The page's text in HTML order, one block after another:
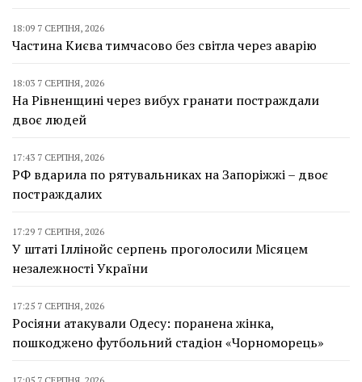
18:09 7 СЕРПНЯ, 2026
Частина Києва тимчасово без світла через аварію
18:03 7 СЕРПНЯ, 2026
На Рівненщині через вибух гранати постраждали
двоє людей
17:43 7 СЕРПНЯ, 2026
РФ вдарила по рятувальниках на Запоріжжі – двоє
постраждалих
17:29 7 СЕРПНЯ, 2026
У штаті Іллінойс серпень проголосили Місяцем
незалежності України
17:25 7 СЕРПНЯ, 2026
Росіяни атакували Одесу: поранена жінка,
пошкоджено футбольний стадіон «Чорноморець»